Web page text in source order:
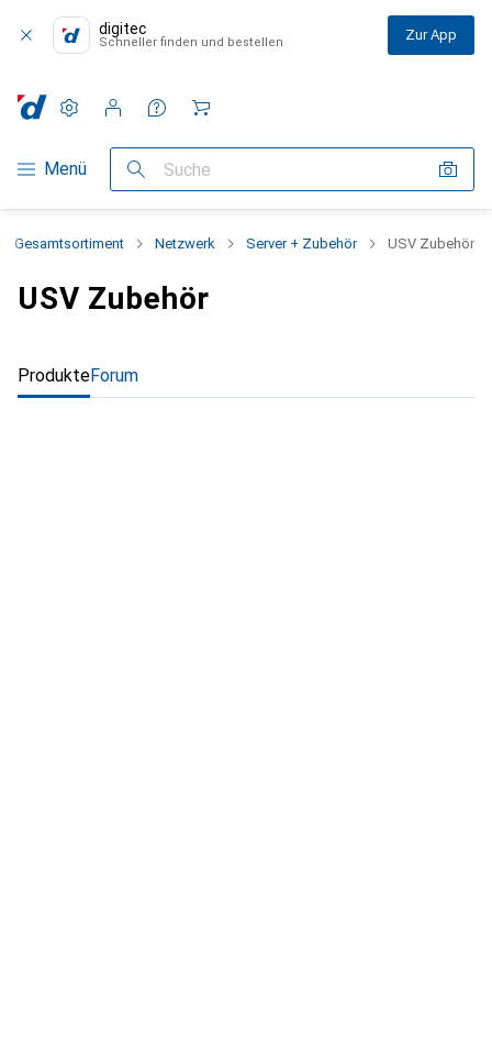
digitec
Schneller finden und bestellen Zur App
Navigation nach Kategorien
Menü Suche
Einstellungen
Kundenkonto
Vergleichslisten
Merklisten
Warenkorb
Gesamtsortiment Netzwerk Server + Zubehör USV Zubehör
USV Zubehör
ProdukteForum